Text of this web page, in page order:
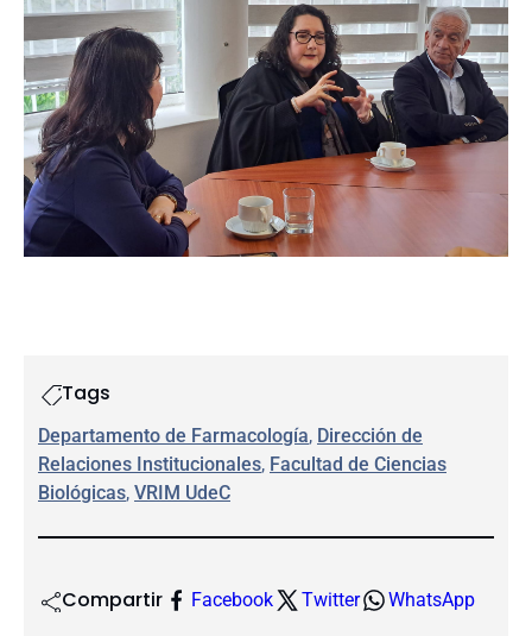
Tags
Departamento de Farmacología, Dirección de
Relaciones Institucionales, Facultad de Ciencias
Biológicas, VRIM UdeC
Compartir Facebook Twitter WhatsApp